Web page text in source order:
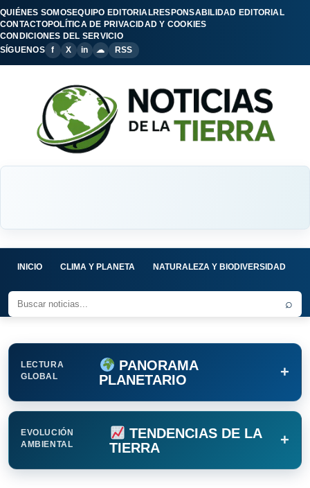
QUIÉNES SOMOSEQUIPO EDITORIALRESPONSABILIDAD EDITORIAL
CONTACTOPOLÍTICA DE PRIVACIDAD Y COOKIES
CONDICIONES DEL SERVICIO
SÍGUENOS
f X in ☁ RSS
INICIO CLIMA Y PLANETA NATURALEZA Y BIODIVERSIDAD
⌕
LECTURA
GLOBAL
PANORAMA
PLANETARIO
+
EVOLUCIÓN
AMBIENTAL
TENDENCIAS DE LA
TIERRA
+